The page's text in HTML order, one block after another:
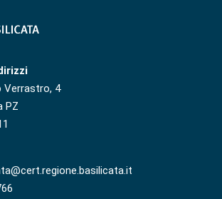
Verrastro, 4
PZ